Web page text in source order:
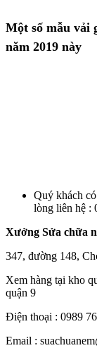
Một số mẫu vải
năm 2019 này
Quý khách
lòng liên hệ :
Xưởng Sửa chữa
347, đường 148,
Xem hàng tại kho
quận 9
Điện thoại : 0989
Email :